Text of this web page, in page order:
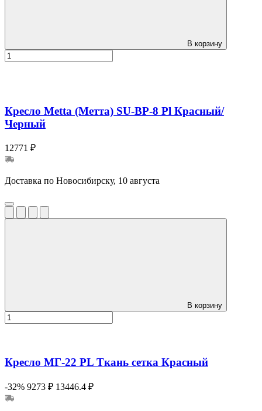
В корзину
Кресло Metta (Метта) SU-BP-8 Pl Красный/
Черный
12771 ₽
Доставка по Новосибирску, 10 августа
В корзину
Кресло МГ-22 PL Ткань сетка Красный
-32% 9273 ₽ 13446.4 ₽